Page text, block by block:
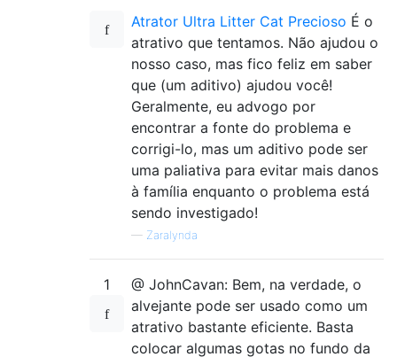
Atrator Ultra Litter Cat Precioso É o
atrativo que tentamos. Não ajudou o
nosso caso, mas fico feliz em saber
que (um aditivo) ajudou você!
Geralmente, eu advogo por
encontrar a fonte do problema e
corrigi-lo, mas um aditivo pode ser
uma paliativa para evitar mais danos
à família enquanto o problema está
sendo investigado!
— Zaralynda
1
@ JohnCavan: Bem, na verdade, o
alvejante pode ser usado como um
atrativo bastante eficiente. Basta
colocar algumas gotas no fundo da